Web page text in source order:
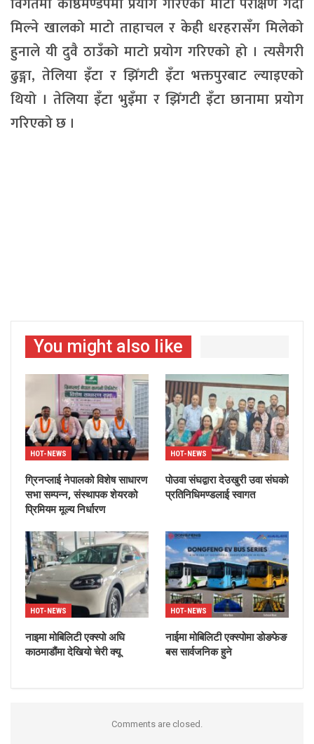
मिल्ने खालको माटो ताहाचल र केही धरहरासँग मिलेको
हुनाले यी दुवै ठाउँको माटो प्रयोग गरिएको हो । त्यसैगरी
ढुङ्गा, तेलिया इँटा र झिँगटी इँटा भक्तपुरबाट ल्याइएको
थियो । तेलिया इँटा भुइँमा र झिँगटी इँटा छानामा प्रयोग
गरिएको छ ।
You might also like
HOT-NEWS
ग्रिनप्लाई नेपालको विशेष साधारण
सभा सम्पन्न, संस्थापक शेयरको
प्रिमियम मूल्य निर्धारण
HOT-NEWS
पोउवा संघद्वारा देउखुरी उवा संघको
प्रतिनिधिमण्डलाई स्वागत
HOT-NEWS
नाइमा मोबिलिटी एक्स्पो अघि
काठमाडौंमा देखियो चेरी क्यू
HOT-NEWS
नाईमा मोबिलिटी एक्स्पोमा डोङफेङ
बस सार्वजनिक हुने
Comments are closed.